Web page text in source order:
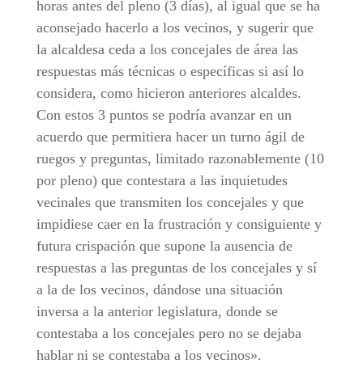
horas antes del pleno (3 días), al igual que se ha
aconsejado hacerlo a los vecinos, y sugerir que
la alcaldesa ceda a los concejales de área las
respuestas más técnicas o específicas si así lo
considera, como hicieron anteriores alcaldes.
Con estos 3 puntos se podría avanzar en un
acuerdo que permitiera hacer un turno ágil de
ruegos y preguntas, limitado razonablemente (10
por pleno) que contestara a las inquietudes
vecinales que transmiten los concejales y que
impidiese caer en la frustración y consiguiente y
futura crispación que supone la ausencia de
respuestas a las preguntas de los concejales y sí
a la de los vecinos, dándose una situación
inversa a la anterior legislatura, donde se
contestaba a los concejales pero no se dejaba
hablar ni se contestaba a los vecinos».